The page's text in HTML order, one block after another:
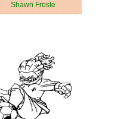
Shawn Froste